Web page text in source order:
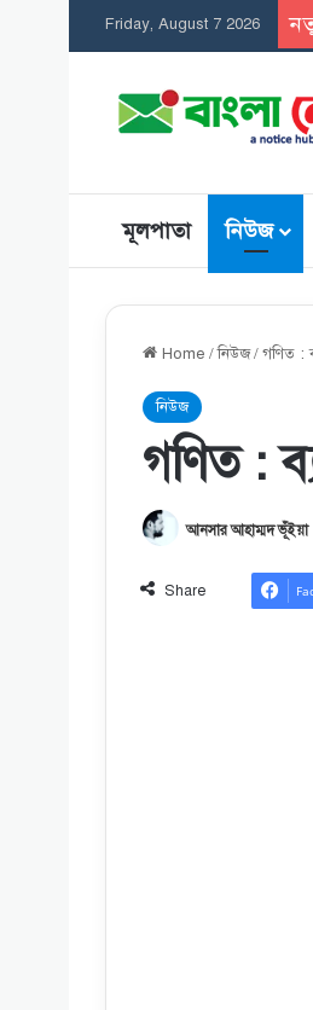
Friday, August 7 2026
মূলপাতা নিউজ
Home /নিউজ/গণিত :
নিউজ
গণিত :
আনসার আহাম্মদ ভূঁইয়া
Share